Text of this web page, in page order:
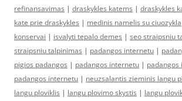
refinansavimas | draskykles katems | draskykles
kate prie draskykles | medinis namelis su ciuozykla
konservai | isvalyti tepalo demes | seo straipsniu
straipsniu talpinimas | padangos internetu |
pigios padangos | padangos internetu |
padangos internetu | neuzsalantis zieminis langu
langu ploviklis | langu plovimo skystis | langu